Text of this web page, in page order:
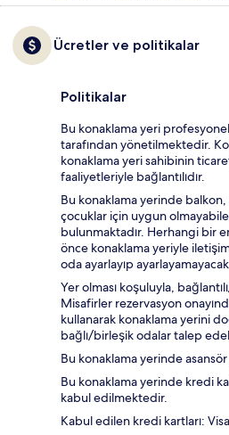
Ücretler ve politikalar
Politikalar
Bu konaklama yeri
tarafından yönetilmektedir.
konaklama yeri sahibinin
faaliyetleriyle bağlantılıdır.
Bu konaklama yerinde
çocuklar için uygun
bulunmaktadır. Herhangi bir
önce konaklama yeriyle
oda ayarlayıp
Yer olması koşuluyla,
Misafirler rezervasyon
kullanarak konaklama yerini
bağlı/birleşik odalar talep
Bu konaklama yerinde
Bu konaklama yerinde kredi
kabul edilmektedir.
Kabul edilen kredi kartları: